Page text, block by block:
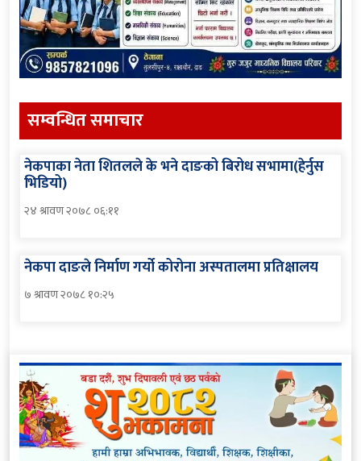
सम्वन्धित समाचार
नेकपाका नेता शितलले के भने दाङको बिरोध सभामा(हेर्नुस
भिडियो)
२४ श्रावण २०७८ ०६:११
नेकपा दाङले निर्माण गर्यो कोरोना अस्पतालमा प्रतिक्षालय
७ श्रावण २०७८ १०:२५